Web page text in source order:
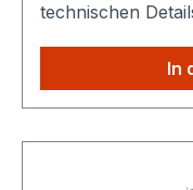
technischen
unserem Shop
die höheren
In